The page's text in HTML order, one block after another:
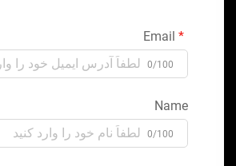
0/100
Name
0/100